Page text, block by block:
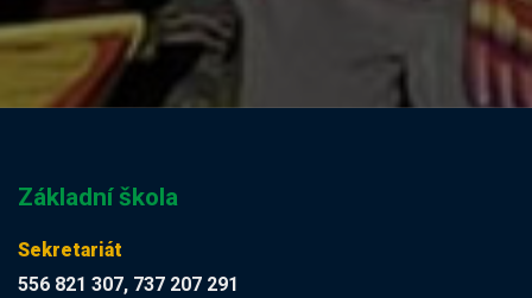
Základní škola
Sekretariát
556 821 307, 737 207 291